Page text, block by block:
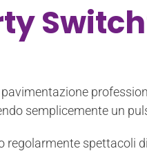
semplicemente un
regolarmente spettacoli